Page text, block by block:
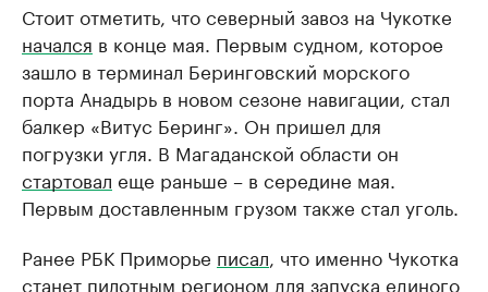
Стоит отметить, что северный завоз на Чукотке
начался в конце мая. Первым судном, которое
зашло в терминал Беринговский морского
порта Анадырь в новом сезоне навигации, стал
балкер «Витус Беринг». Он пришел для
погрузки угля. В Магаданской области он
стартовал еще раньше – в середине мая.
Первым доставленным грузом также стал уголь.
Ранее РБК Приморье писал , что именно Чукотка
станет пилотным регионом для запуска единого